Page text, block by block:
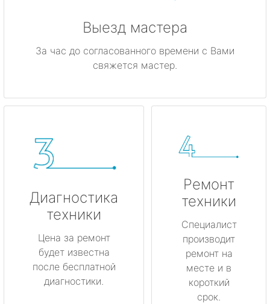
Выезд мастера
За час до согласованного времени с Вами
свяжется мастер.
Диагностика
техники
Цена за ремонт
будет известна
после бесплатной
диагностики.
Ремонт
техники
Специалист
производит
ремонт на
месте и в
короткий
срок.